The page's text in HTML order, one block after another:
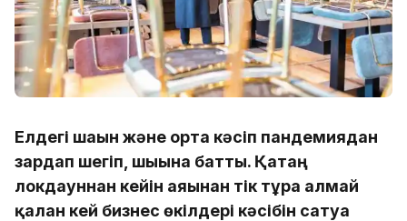
Елдегі шағын және орта кәсіп пандемиядан
зардап шегіп, шығынға батты. Қатаң
локдауннан кейін аяғынан тік тұра алмай
қалған кей бизнес өкілдері кәсібін сатуға